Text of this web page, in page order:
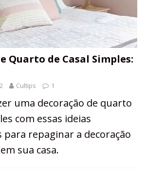
Quarto de Casal Simples:
Cultips 1
uma decoração de quarto
com essas ideias
para repaginar a decoração
sua casa.